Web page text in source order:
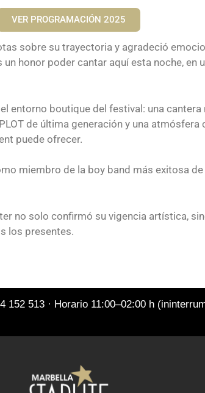
VER PROGRAMACIÓN 2025
sobre su trayectoria y agradeció
honor poder cantar aquí esta noche, en
entorno boutique del festival: una
de última generación y una
puede ofrecer.
miembro de la boy band más exitosa
no solo confirmó su vigencia artística,
los presentes.
152 513 · Horario 11:00–02:00 h